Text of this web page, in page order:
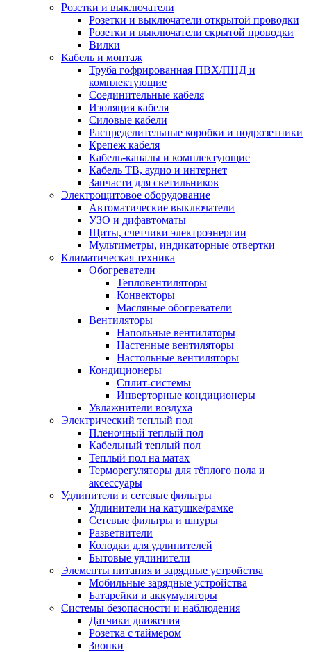
Розетки и выключатели
Розетки и выключатели открытой проводки
Розетки и выключатели скрытой проводки
Вилки
Кабель и монтаж
Труба гофрированная ПВХ/ПНД и
комплектующие
Соединительные кабеля
Изоляция кабеля
Силовые кабели
Распределительные коробки и подрозетники
Крепеж кабеля
Кабель-каналы и комплектующие
Кабель ТВ, аудио и интернет
Запчасти для светильников
Электрощитовое оборудование
Автоматические выключатели
УЗО и дифавтоматы
Щиты, счетчики электроэнергии
Мультиметры, индикаторные отвертки
Климатическая техника
Обогреватели
Тепловентиляторы
Конвекторы
Масляные обогреватели
Вентиляторы
Напольные вентиляторы
Настенные вентиляторы
Настольные вентиляторы
Кондиционеры
Сплит-системы
Инверторные кондиционеры
Увлажнители воздуха
Электрический теплый пол
Пленочный теплый пол
Кабельный теплый пол
Теплый пол на матах
Терморегуляторы для тёплого пола и
аксессуары
Удлинители и сетевые фильтры
Удлинители на катушке/рамке
Сетевые фильтры и шнуры
Разветвители
Колодки для удлинителей
Бытовые удлинители
Элементы питания и зарядные устройства
Мобильные зарядные устройства
Батарейки и аккумуляторы
Системы безопасности и наблюдения
Датчики движения
Розетка с таймером
Звонки